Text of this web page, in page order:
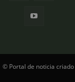
© Portal de noticia criado